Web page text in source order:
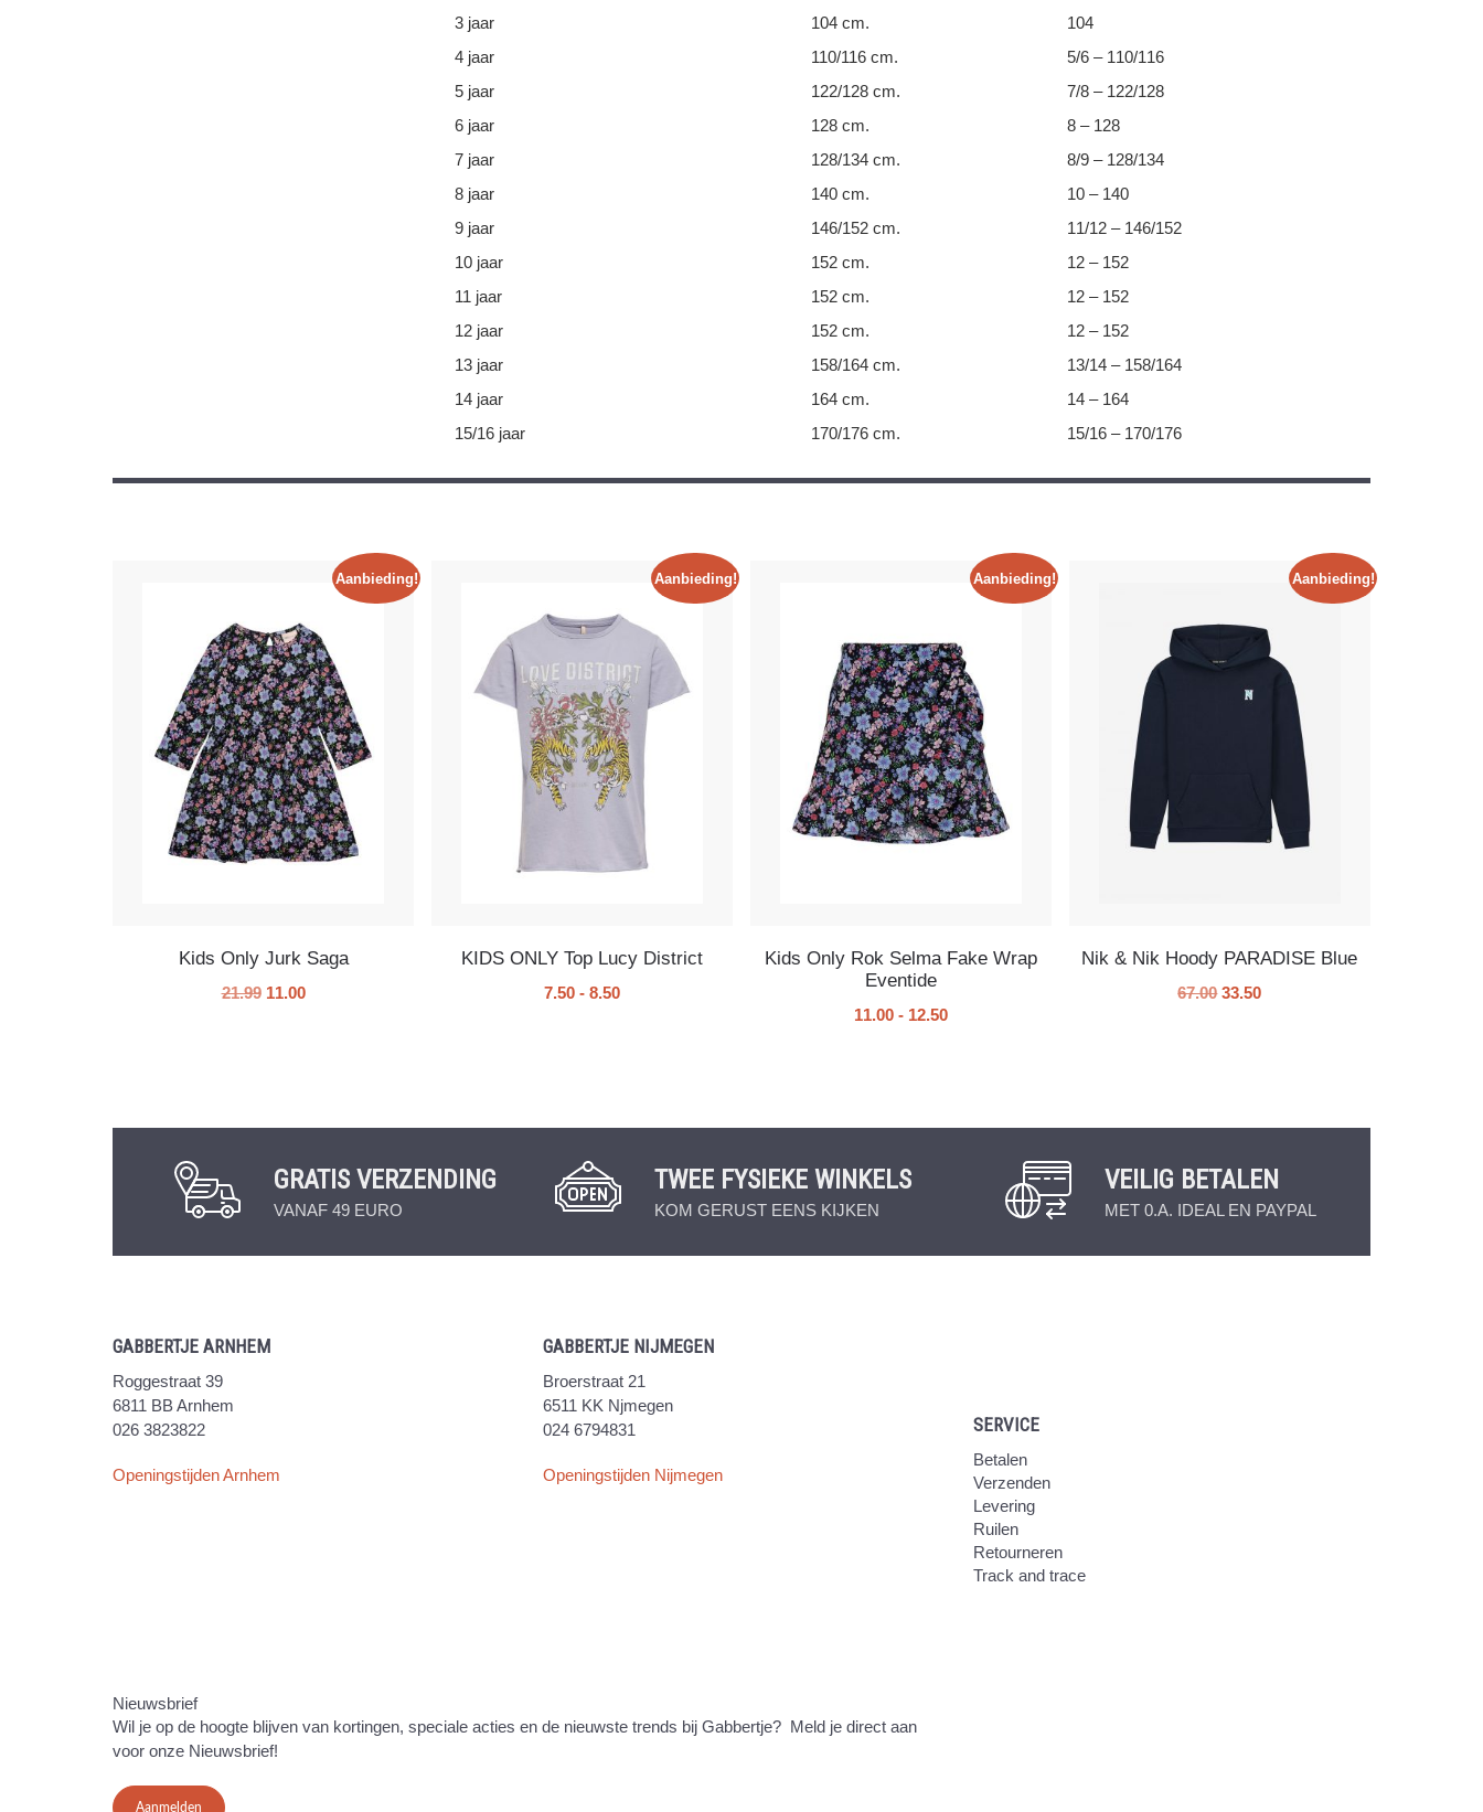
3 jaar
104 cm.
104
4 jaar
110/116 cm.
5/6 – 110/116
5 jaar
122/128 cm.
7/8 – 122/128
6 jaar
128 cm.
8 – 128
7 jaar
128/134 cm.
8/9 – 128/134
8 jaar
140 cm.
10 – 140
9 jaar
146/152 cm.
11/12 – 146/152
10 jaar
152 cm.
12 – 152
11 jaar
152 cm.
12 – 152
12 jaar
152 cm.
12 – 152
13 jaar
158/164 cm.
13/14 – 158/164
14 jaar
164 cm.
14 – 164
15/16 jaar
170/176 cm. 15/16 – 170/176
Aanbieding!
Kids Only Jurk Saga
21.99 11.00
Aanbieding!
KIDS ONLY Top Lucy District
7.50 - 8.50
Aanbieding!
Kids Only Rok Selma Fake Wrap
Eventide
11.00 - 12.50
Aanbieding!
Nik & Nik Hoody PARADISE Blue
67.00 33.50
GRATIS VERZENDING
VANAF 49 EURO
TWEE FYSIEKE WINKELS
KOM GERUST EENS KIJKEN
VEILIG BETALEN
MET 0.A. IDEAL EN PAYPAL
GABBERTJE ARNHEM
Roggestraat 39
6811 BB Arnhem
026 3823822
Openingstijden Arnhem
GABBERTJE NIJMEGEN
Broerstraat 21
6511 KK Njmegen
024 6794831
Openingstijden Nijmegen
SERVICE
Betalen
Verzenden
Levering
Ruilen
Retourneren
Track and trace
Nieuwsbrief
Wil je op de hoogte blijven van kortingen, speciale acties en de nieuwste trends bij Gabbertje? Meld je direct aan
voor onze Nieuwsbrief!
Aanmelden